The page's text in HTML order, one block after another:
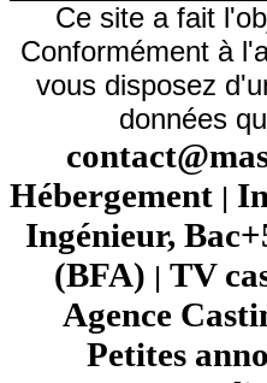
Ce site a fait
Conformément à
vous disposez
données
Hébergement |
Ingénieur,
(BFA) | TV
Agence
Petites